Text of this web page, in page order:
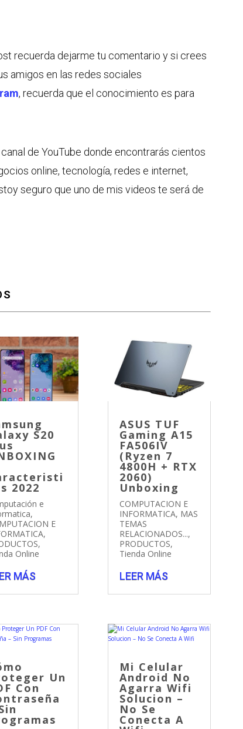
recuerda dejarme tu comentario y si crees
amigos en las redes sociales
, recuerda que el conocimiento es para
de YouTube donde encontrarás cientos
online, tecnología, redes e internet,
seguro que uno de mis videos te será de
S20
2022
e
,
E
,
,
Online
MÁS
Un
Con
ASUS TUF
Gaming A15
FA506IV
(Ryzen 7
4800H + RTX
2060)
Unboxing
COMPUTACION E
INFORMATICA, MAS
TEMAS
RELACIONADOS...,
PRODUCTOS,
Tienda Online
LEER MÁS
Mi Celular
Android No
Agarra Wifi
Solucion –
No Se
Conecta A